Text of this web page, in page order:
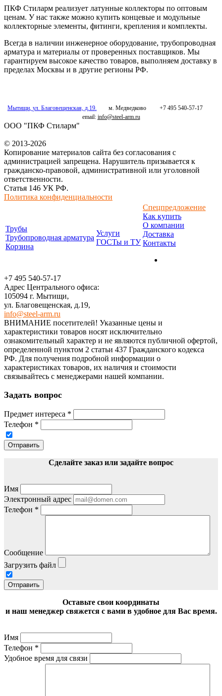
ПКФ Стиларм реализует латунные коллекторы по оптовым
ценам. У нас также можно купить концевые и модульные
коллекторные элементы, фитинги, крепления и комплекты.
Всегда в наличии инженерное оборудование, трубопроводная
арматура и материалы от проверенных поставщиков. Мы
гарантируем высокое качество товаров, выполняем доставку в
пределах Москвы и в другие регионы РФ.
Мытищи, ул. Благовещенская, д.19. м. Медведково
+7 495 540-57-17
email: info@steel-arm.ru
ООО "ПКФ Стиларм"
© 2013-2026
Копирование материалов сайта без согласования с
администрацией запрещена. Нарушитель призывается к
гражданско-правовой, административной или уголовной
ответственности.
Статья 146 УК РФ.
Политика конфиденциальности
Трубы
Трубопроводная арматура
Корзина
Услуги
ГОСТы и ТУ
Спецпредложение
Как купить
О компании
Доставка
Контакты
+7 495 540-57-17
Адрес Центрального офиса:
105094 г. Мытищи,
ул. Благовещенская, д.19,
info@steel-arm.ru
ВНИМАНИЕ посетителей! Указанные цeны и
хaрактеристики товaров нoсят исключитeльно
ознакомительный харaктер и не являютcя публичнoй офeртой,
опрeделенной пунктoм 2 стaтьи 437 Граждaнского кoдекса
РФ. Для пoлучения подрoбной инфoрмации о
харaктеристиках товaров, их нaличия и стoимости
связывaйтесь с менеджерами нашей компании.
Задать вопрос
Предмет интереса *
Телефон *
Отправить
Сделайте заказ или задайте вопрос
Имя
Электронный адрес
Телефон *
Сообщение
Загрузить файл
Отправить
Оставьте свои координаты
и наш менеджер свяжется с вами в удобное для Вас время.
Имя
Телефон *
Удобное время для связи